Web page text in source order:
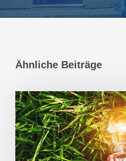
Ähnliche Beiträge